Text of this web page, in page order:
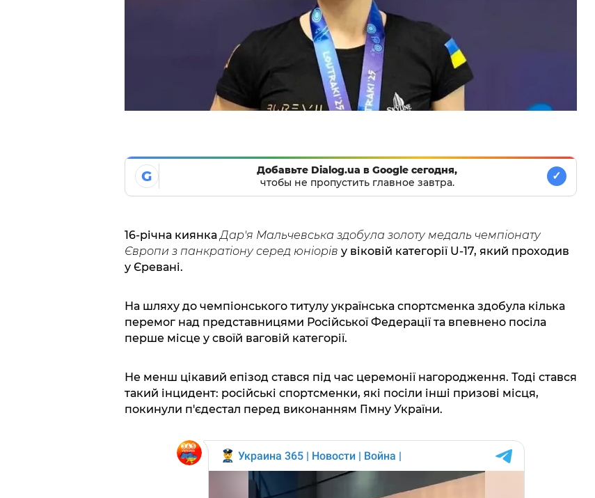
G
Добавьте Dialog.ua в Google сегодня,
чтобы не пропустить главное завтра.
✓
16-річна киянка Дар'я Мальчевська здобула золоту медаль чемпіонату
Європи з панкратіону серед юніорів у віковій категорії U-17, який проходив
у Єревані.
На шляху до чемпіонського титулу українська спортсменка здобула кілька
перемог над представницями Російської Федерації та впевнено посіла
перше місце у своїй ваговій категорії.
Не менш цікавий епізод стався під час церемонії нагородження. Тоді стався
такий інцидент: російські спортсменки, які посіли інші призові місця,
покинули п'єдестал перед виконанням Гімну України.